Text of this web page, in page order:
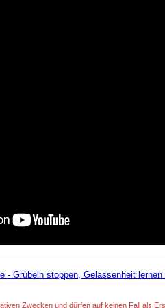
- Grübeln stoppen, Gelassenheit
Zwecken und dürfen auf keinen Fall als